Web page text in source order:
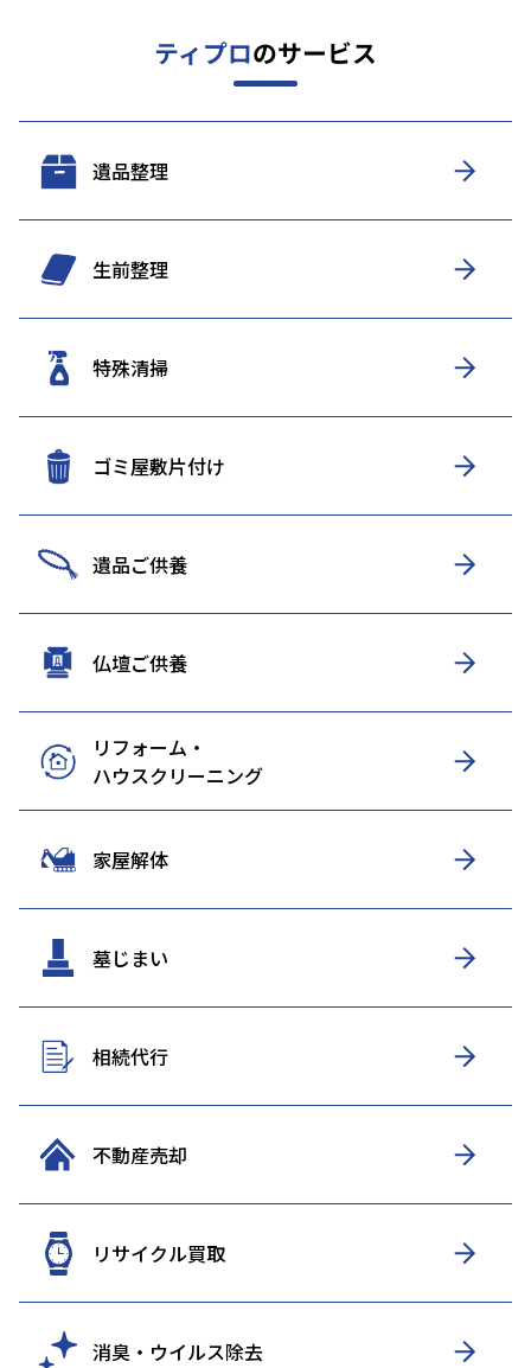
ティプロのサービス
遺品整理
生前整理
特殊清掃
ゴミ屋敷片付け
遺品ご供養
仏壇ご供養
リフォーム・
ハウスクリーニング
家屋解体
墓じまい
相続代行
不動産売却
リサイクル買取
消臭・ウイルス除去